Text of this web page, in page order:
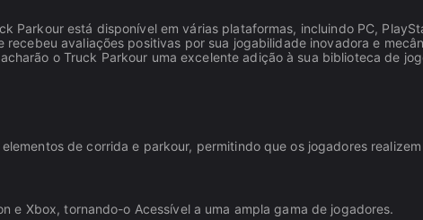
Parkour está disponível em várias plataformas, incluindo PC,
avaliações positivas por sua jogabilidade inovadora e
o Truck Parkour uma excelente adição à sua biblioteca de
de corrida e parkour, permitindo que os jogadores
e Xbox, tornando-o Acessível a uma ampla gama de jogadores.